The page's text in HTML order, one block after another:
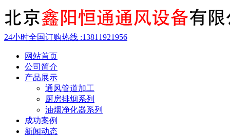
24小时全国订购热线 :13811921956
网站首页
公司简介
产品展示
通风管道加工
厨房排烟系列
油烟净化器系列
成功案例
新闻动态